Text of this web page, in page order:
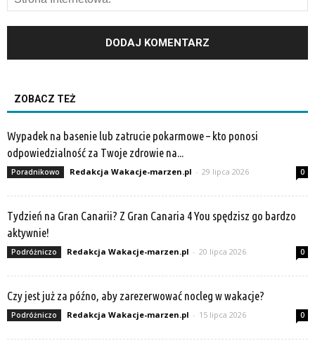
ZOBACZ TEŻ
Wypadek na basenie lub zatrucie pokarmowe – kto ponosi
odpowiedzialność za Twoje zdrowie na...
Poradnikowo Redakcja Wakacje-marzen.pl - 29 lipca 2026 0
Tydzień na Gran Canarii? Z Gran Canaria 4 You spędzisz go bardzo
aktywnie!
Podróżniczo Redakcja Wakacje-marzen.pl - 20 lipca 2026 0
Czy jest już za późno, aby zarezerwować nocleg w wakacje?
Podróżniczo Redakcja Wakacje-marzen.pl - 15 lipca 2026 0